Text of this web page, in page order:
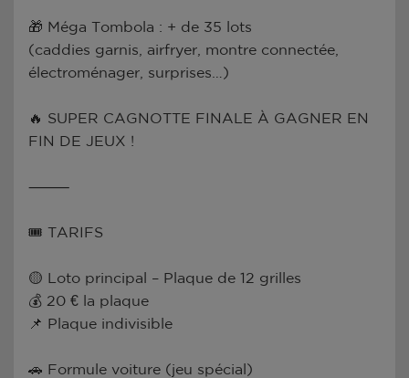
🎁 Méga Tombola : + de 35 lots
(caddies garnis, airfryer, montre connectée,
électroménager, surprises…)
🔥 SUPER CAGNOTTE FINALE À GAGNER EN
FIN DE JEUX !
⸻
🎟 TARIFS
🟡 Loto principal – Plaque de 12 grilles
💰 20 € la plaque
📌 Plaque indivisible
🚗 Formule voiture (jeu spécial)